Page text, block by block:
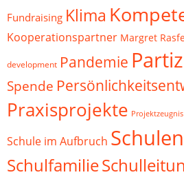
Fundraising Klima
Kooperationspartner Margret
development Pandemie
Spende
Praxisprojekte Projektzeugnis
Schule im Aufbruch
Schulfamilie